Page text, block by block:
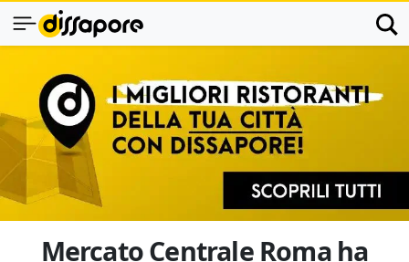
Mercato Centrale Roma ha